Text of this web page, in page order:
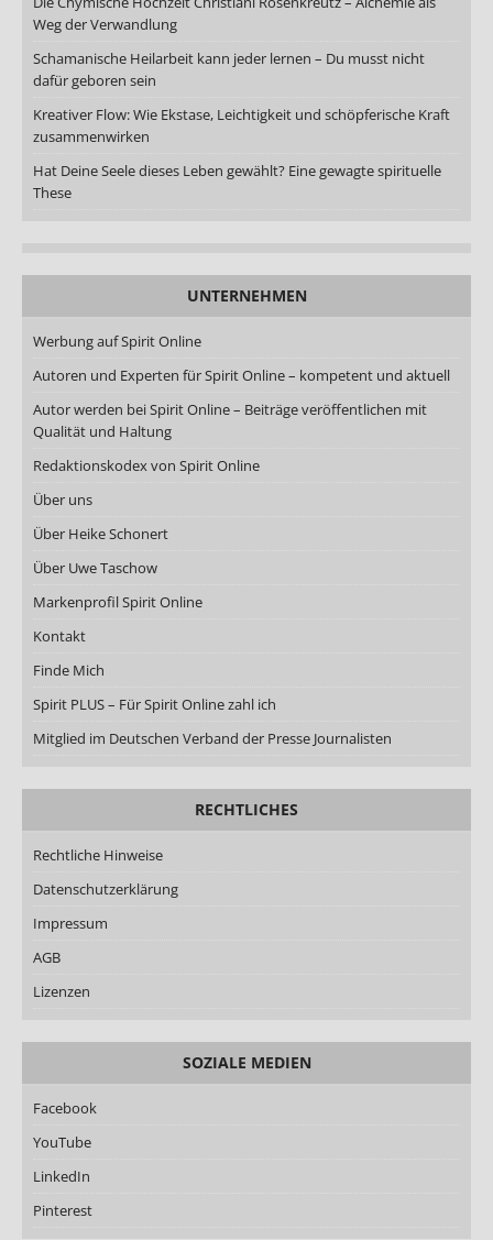
Weg der Verwandlung
Schamanische Heilarbeit kann jeder lernen – Du musst nicht
dafür geboren sein
Kreativer Flow: Wie Ekstase, Leichtigkeit und schöpferische Kraft
zusammenwirken
Hat Deine Seele dieses Leben gewählt? Eine gewagte spirituelle
These
UNTERNEHMEN
Werbung auf Spirit Online
Autoren und Experten für Spirit Online – kompetent und aktuell
Autor werden bei Spirit Online – Beiträge veröffentlichen mit
Qualität und Haltung
Redaktionskodex von Spirit Online
Über uns
Über Heike Schonert
Über Uwe Taschow
Markenprofil Spirit Online
Kontakt
Finde Mich
Spirit PLUS – Für Spirit Online zahl ich
Mitglied im Deutschen Verband der Presse Journalisten
RECHTLICHES
Rechtliche Hinweise
Datenschutzerklärung
Impressum
AGB
Lizenzen
SOZIALE MEDIEN
Facebook
YouTube
LinkedIn
Pinterest